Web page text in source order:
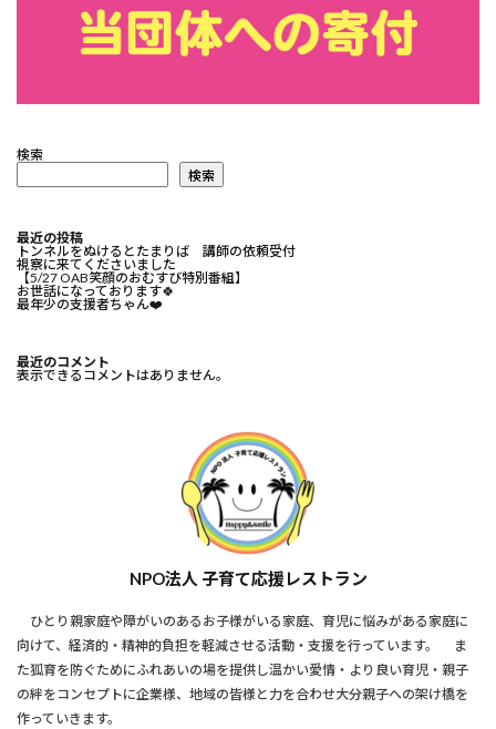
検索
検索
最近の投稿
トンネルをぬけるとたまりば 講師の依頼受付
視察に来てくださいました
【5/27 OAB笑顔のおむすび特別番組】
お世話になっております🍀⁡
最年少の支援者ちゃん❤️⁡
最近のコメント
表示できるコメントはありません。
NPO法人 子育て応援レストラン
ひとり親家庭や障がいのあるお子様がいる家庭、育児に悩みがある家庭に
向けて、経済的・精神的負担を軽減させる活動・支援を行っています。 ま
た狐育を防ぐためにふれあいの場を提供し温かい愛情・より良い育児・親子
の絆をコンセプトに企業様、地域の皆様と力を合わせ大分親子への架け橋を
作っていきます。